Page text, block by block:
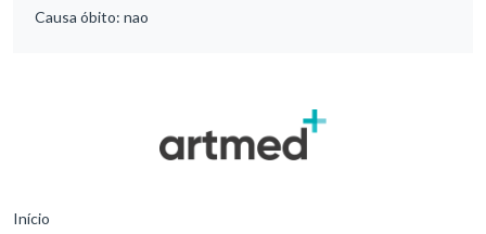
Causa óbito: nao
Início